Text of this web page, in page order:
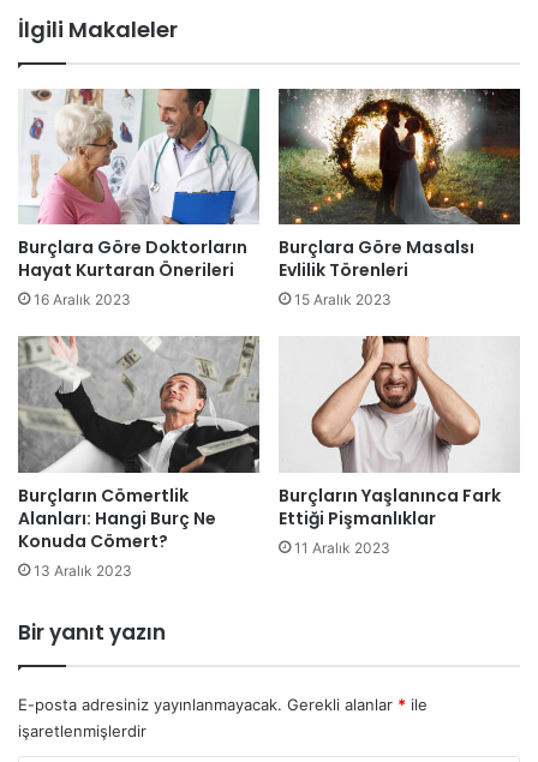
İlgili Makaleler
Burçlara Göre Doktorların
Hayat Kurtaran Önerileri
16 Aralık 2023
Burçlara Göre Masalsı
Evlilik Törenleri
15 Aralık 2023
Burçların Cömertlik
Alanları: Hangi Burç Ne
Konuda Cömert?
13 Aralık 2023
Burçların Yaşlanınca Fark
Ettiği Pişmanlıklar
11 Aralık 2023
Bir yanıt yazın
E-posta adresiniz yayınlanmayacak. Gerekli alanlar * ile
işaretlenmişlerdir